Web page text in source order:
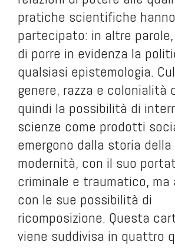
pratiche scientifiche hanno
partecipato: in altre
di porre in evidenza la
qualsiasi epistemologia.
genere, razza e colonialità
quindi la possibilità di
scienze come prodotti
emergono dalla storia della
modernità, con il suo
criminale e traumatico, ma
con le sue possibilità di
ricomposizione. Questa
viene suddivisa in quattro